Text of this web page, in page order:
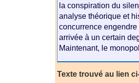
la conspiration du
analyse théorique et
concurrence
arrivée à un certain
Maintenant, le
Texte trouvé au lien